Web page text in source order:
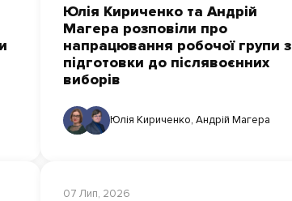
Юлія Кириченко та Андрій
Магера розповіли про
напрацювання робочої групи з
підготовки до післявоєнних
виборів
Юлія Кириченко,Андрій Магера
07 Лип, 2026